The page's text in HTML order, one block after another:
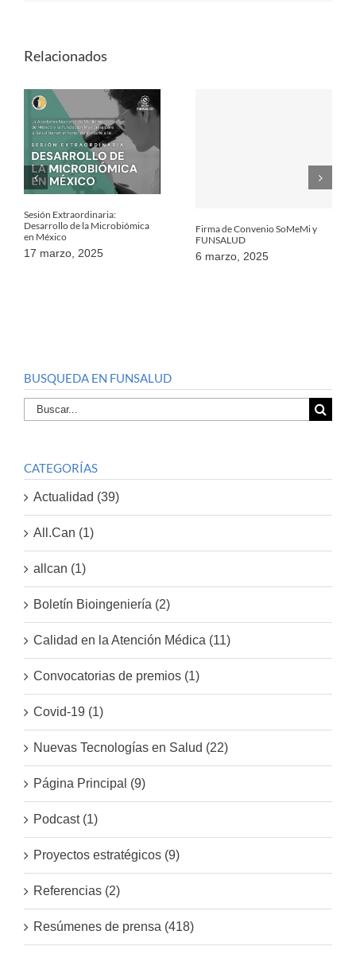
Relacionados
Sesión Extraordinaria:
Desarrollo de la Microbiómica
en México
17 marzo, 2025
Firma de Convenio SoMeMi y
FUNSALUD
6 marzo, 2025
BUSQUEDA EN FUNSALUD
Buscar
por:
CATEGORÍAS
Actualidad (39)
All.Can (1)
allcan (1)
Boletín Bioingeniería (2)
Calidad en la Atención Médica (11)
Convocatorias de premios (1)
Covid-19 (1)
Nuevas Tecnologías en Salud (22)
Página Principal (9)
Podcast (1)
Proyectos estratégicos (9)
Referencias (2)
Resúmenes de prensa (418)